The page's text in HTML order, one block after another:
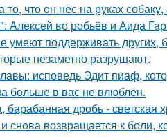
что он нёс на руках
Алексей во робьёв и Аида
умеют поддерживать
незаметно разрушают.
исповедь Эдит пиаф,
больше в вас не влюблён.
барабанная дробь -
снова возвращается к боли,